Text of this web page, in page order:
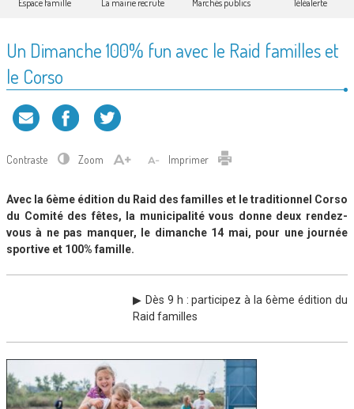
Espace famille La mairie recrute Marchés publics Téléalerte
Un Dimanche 100% fun avec le Raid familles et
le Corso
Contraste Zoom Imprimer
Avec la 6ème édition du Raid des familles et le traditionnel Corso
du Comité des fêtes, la municipalité vous donne deux rendez-
vous à ne pas manquer, le dimanche 14 mai, pour une journée
sportive et 100% famille.
▶ Dès 9 h : participez à la 6ème édition du
Raid familles